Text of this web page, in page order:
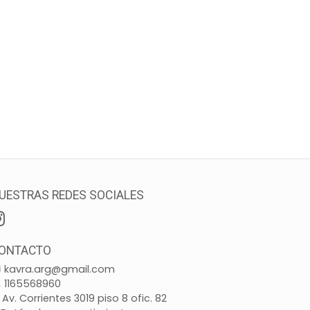
REDES SOCIALES
kavra.arg@gmail.com
1165568960
Av. Corrientes 3019 piso 8 ofic. 82